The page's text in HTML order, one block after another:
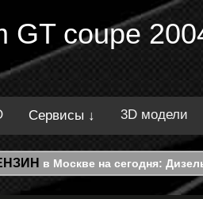
GT coupe
Сервисы ↓ 3D модели
в Москве на сегодня: